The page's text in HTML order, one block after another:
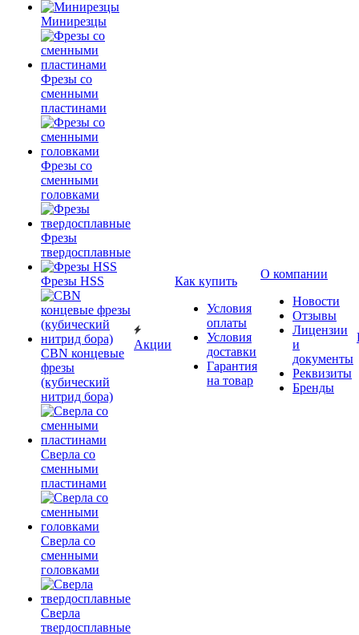
Минирезцы
Фрезы со
сменными
пластинами
Фрезы со
сменными
головками
Фрезы
твердосплавные
Фрезы HSS
CBN концевые
фрезы
(кубический
нитрид бора)
Сверла со
сменными
пластинами
Сверла со
сменными
головками
Сверла
твердосплавные
Акции
Как купить
Условия
оплаты
Условия
доставки
Гарантия
на товар
О компании
Новости
Отзывы
Лицензии
и
документы
Реквизиты
Бренды